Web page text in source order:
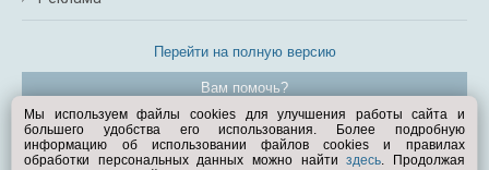
Перейти на полную версию
Вам помочь?
© Exist.ru 1998—2026
Мы используем файлы cookies для улучшения работы сайта и
большего удобства его использования. Более подробную
информацию об использовании файлов cookies и правилах
обработки персональных данных можно найтиздесь. Продолжая